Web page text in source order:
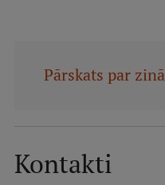
galvenā
Studiju iespējas
Maģistra studiju
Pārskats par
Kontakti